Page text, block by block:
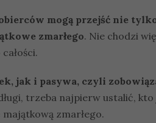
mogą przejść nie
zmarłego. Nie chodzi
jak i pasywa, czyli
trzeba najpierw ustalić,
zmarłego.